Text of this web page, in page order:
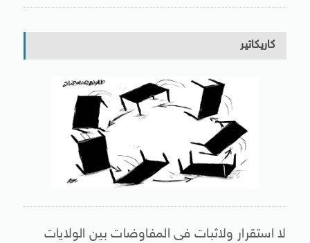
كاريكاتير
لا استقرار ولاثبات فى المفاوضات بين الولايات